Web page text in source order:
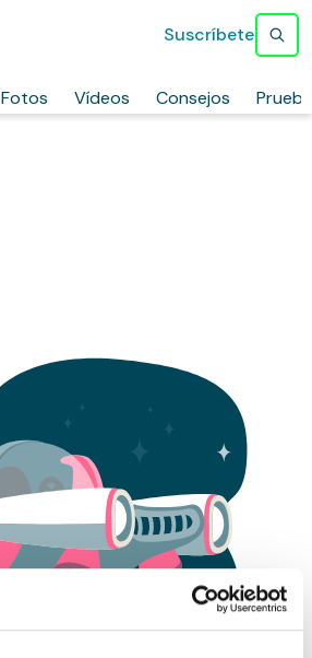
Fotos Vídeos Consejos
Suscríbete